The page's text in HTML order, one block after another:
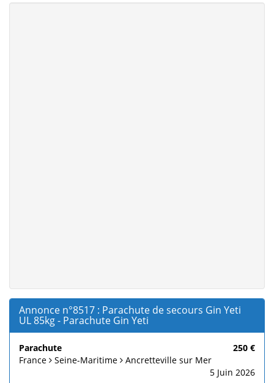
Annonce n°8517 : Parachute de secours Gin Yeti
UL 85kg - Parachute Gin Yeti
Parachute
250 €
France
Seine-Maritime
Ancretteville sur Mer
5 Juin 2026